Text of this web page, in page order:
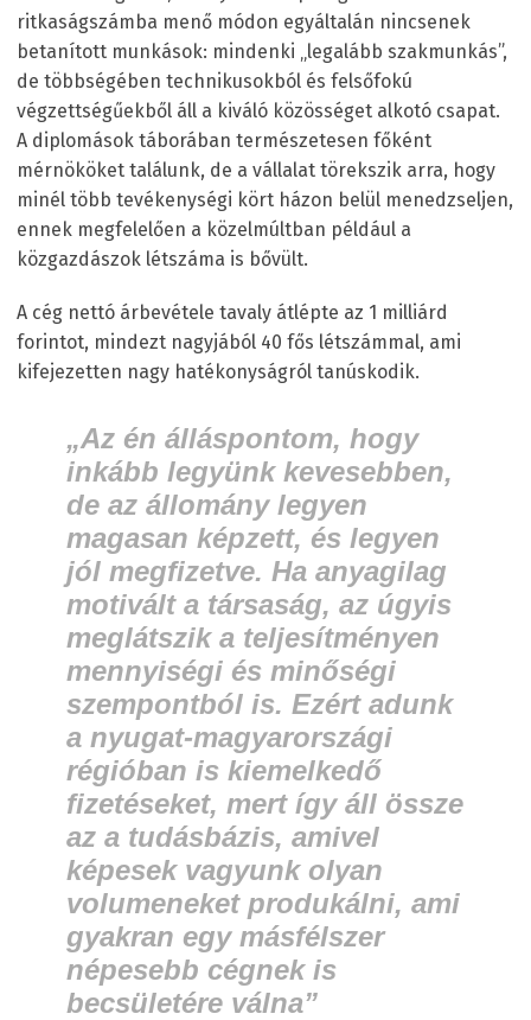
ritkaságszámba menő módon egyáltalán nincsenek
betanított munkások: mindenki „legalább szakmunkás”,
de többségében technikusokból és felsőfokú
végzettségűekből áll a kiváló közösséget alkotó csapat.
A diplomások táborában természetesen főként
mérnököket találunk, de a vállalat törekszik arra, hogy
minél több tevékenységi kört házon belül menedzseljen,
ennek megfelelően a közelmúltban például a
közgazdászok létszáma is bővült.
A cég nettó árbevétele tavaly átlépte az 1 milliárd
forintot, mindezt nagyjából 40 fős létszámmal, ami
kifejezetten nagy hatékonyságról tanúskodik.
„Az én álláspontom, hogy
inkább legyünk kevesebben,
de az állomány legyen
magasan képzett, és legyen
jól megfizetve. Ha anyagilag
motivált a társaság, az úgyis
meglátszik a teljesítményen
mennyiségi és minőségi
szempontból is. Ezért adunk
a nyugat-magyarországi
régióban is kiemelkedő
fizetéseket, mert így áll össze
az a tudásbázis, amivel
képesek vagyunk olyan
volumeneket produkálni, ami
gyakran egy másfélszer
népesebb cégnek is
becsületére válna”